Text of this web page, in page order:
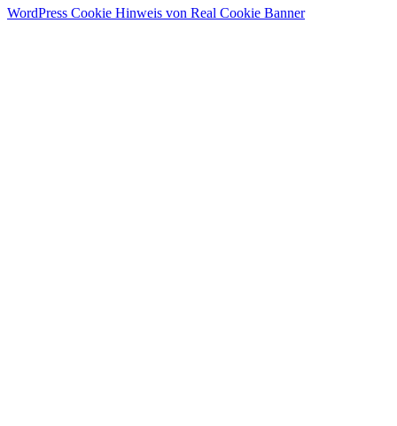
WordPress Cookie Hinweis von Real Cookie Banner